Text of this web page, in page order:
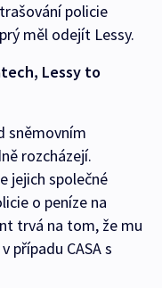
policie
měl odejít Lessy.
Lessy to
sněmovním
rozcházejí.
jejich společné
o peníze na
trvá na tom, že mu
CASA s